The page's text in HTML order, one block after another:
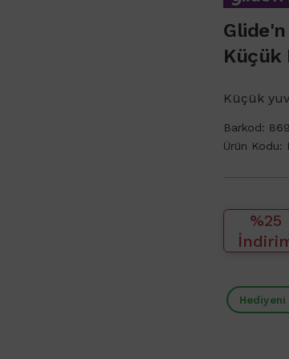
Küçük
Küçük
Barkod:
Ürün Kodu:
%25
Hediyeni